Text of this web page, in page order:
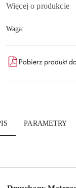
Więcej o produkcie
Waga:
Pobierz produkt
PARAMETRY